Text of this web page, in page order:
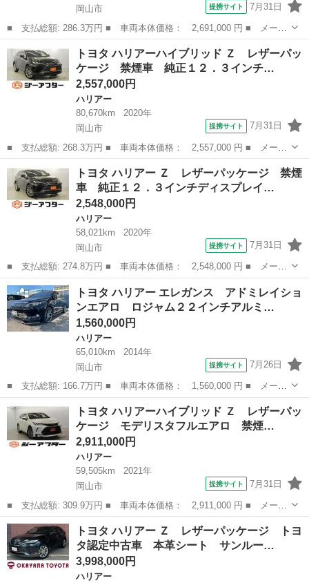
岡山市
提携サイト 7月31日
■ 支払総額: 286.3万円 ■ 車両本体価格： 2,691,000 円 ■ メーカ
ー名： トヨタ ■ 車種名： ハリアーハイブリッド ■ グレード
名： Ｚ レザーパッケージ モデリスタフルエアロ 調光パノラマ
ルーフ Ｊ...
岡山 ハリアー
トヨタ ハリアーハイブリッド Ｚ レザーパッ
ケージ 禁煙車 純正１２．３インチ…
2,557,000円
ハリアー
80,670km
2020年
岡山市
提携サイト 7月31日
■ 支払総額: 268.3万円 ■ 車両本体価格： 2,557,000 円 ■ メーカ
ー名： トヨタ ■ 車種名： ハリアーハイブリッド ■ グレード
名： Ｚ レザーパッケージ 禁煙車 純正１２．３インチディスプ
レイオーデ...
岡山 岡山市 ハリアー
トヨタ ハリアー Ｚ レザーパッケージ 禁煙
車 純正１２．３インチディスプレイ…
2,548,000円
ハリアー
58,021km
2020年
岡山市
提携サイト 7月31日
■ 支払総額: 274.8万円 ■ 車両本体価格： 2,548,000 円 ■ メーカ
ー名： トヨタ ■ 車種名： ハリアー ■ グレード名： Ｚ レザ
ーパッケージ 禁煙車 純正１２．３インチディスプレイオーディ
オ 黒革シ...
岡山 岡山市 ハリアー
トヨタ ハリアー エレガンス アドミレイショ
ンエアロ ロジャム２２インチアルミ…
1,560,000円
ハリアー
65,010km
2014年
岡山市
提携サイト 7月26日
■ 支払総額: 166.7万円 ■ 車両本体価格： 1,560,000 円 ■ メーカ
ー名： トヨタ ■ 車種名： ハリアー ■ グレード名： エレガン
ス アドミレイションエアロ ロジャム２２インチアルミ ＴＥＩＮ
車高調 ...
岡山 岡山市 ハリアー
トヨタ ハリアーハイブリッド Ｚ レザーパッ
ケージ モデリスタフルエアロ 禁煙…
2,911,000円
ハリアー
59,505km
2021年
岡山市
提携サイト 7月31日
■ 支払総額: 309.9万円 ■ 車両本体価格： 2,911,000 円 ■ メーカ
ー名： トヨタ ■ 車種名： ハリアーハイブリッド ■ グレード
名： Ｚ レザーパッケージ モデリスタフルエアロ 禁煙車 ＪＢ
Ｌサウンド...
岡山 岡山市 ハリアー
トヨタ ハリアー Ｚ レザーパッケージ トヨ
タ認定中古車 本革シート サンルー…
3,998,000円
ハリアー